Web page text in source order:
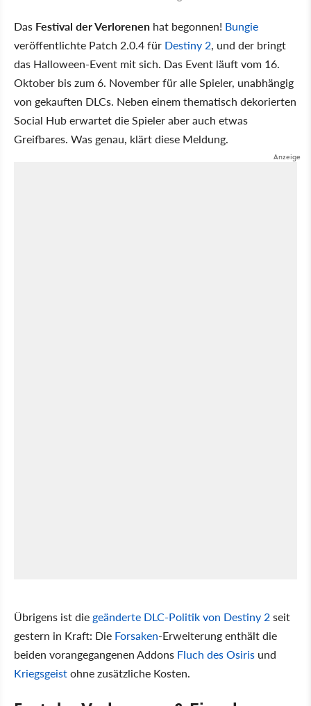
Das Festival der Verlorenen hat begonnen! Bungie
veröffentlichte Patch 2.0.4 für Destiny 2, und der bringt
das Halloween-Event mit sich. Das Event läuft vom 16.
Oktober bis zum 6. November für alle Spieler, unabhängig
von gekauften DLCs. Neben einem thematisch dekorierten
Social Hub erwartet die Spieler aber auch etwas
Greifbares. Was genau, klärt diese Meldung.
Übrigens ist die geänderte DLC-Politik von Destiny 2seit
gestern in Kraft: Die Forsaken-Erweiterung enthält die
beiden vorangegangenen Addons Fluch des Osiris und
Kriegsgeistohne zusätzliche Kosten.